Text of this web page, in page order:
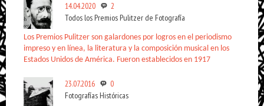
14.04.2020
2
Todos los Premios Pulitzer de Fotografía
Los Premios Pulitzer son galardones por logros en el periodismo
impreso y en línea, la literatura y la composición musical en los
Estados Unidos de América. Fueron establecidos en 1917
23.07.2016
0
Fotografías Históricas